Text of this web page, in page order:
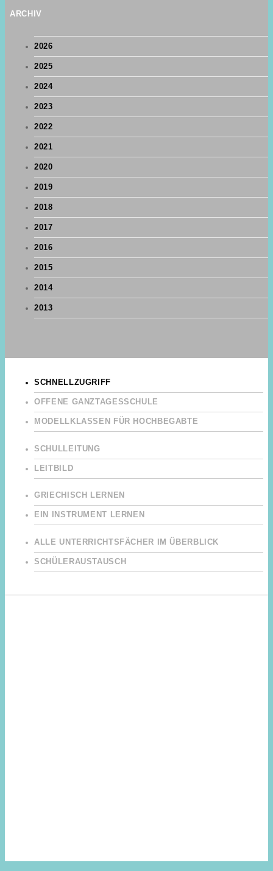
ARCHIV
2026
2025
2024
2023
2022
2021
2020
2019
2018
2017
2016
2015
2014
2013
SCHNELLZUGRIFF
OFFENE GANZTAGESSCHULE
MODELLKLASSEN FÜR HOCHBEGABTE
SCHULLEITUNG
LEITBILD
GRIECHISCH LERNEN
EIN INSTRUMENT LERNEN
ALLE UNTERRICHTSFÄCHER IM ÜBERBLICK
SCHÜLERAUSTAUSCH